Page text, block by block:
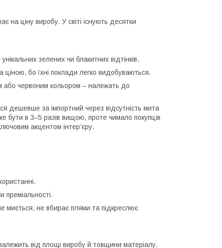
на ціну виробу. У світі існують десятки
зелених чи блакитних відтінків.
ціною, бо їхні поклади легко видобуваються.
або червоним кольором – належать до
дешевше за імпортний через відсутність мита
бути в 3–5 разів вищою, проте чимало покупців
акцентом інтер’єру.
миється, не вбирає плями та підкреслює
від площі виробу й товщини матеріалу.